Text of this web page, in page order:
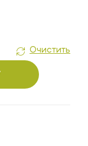
Очистить